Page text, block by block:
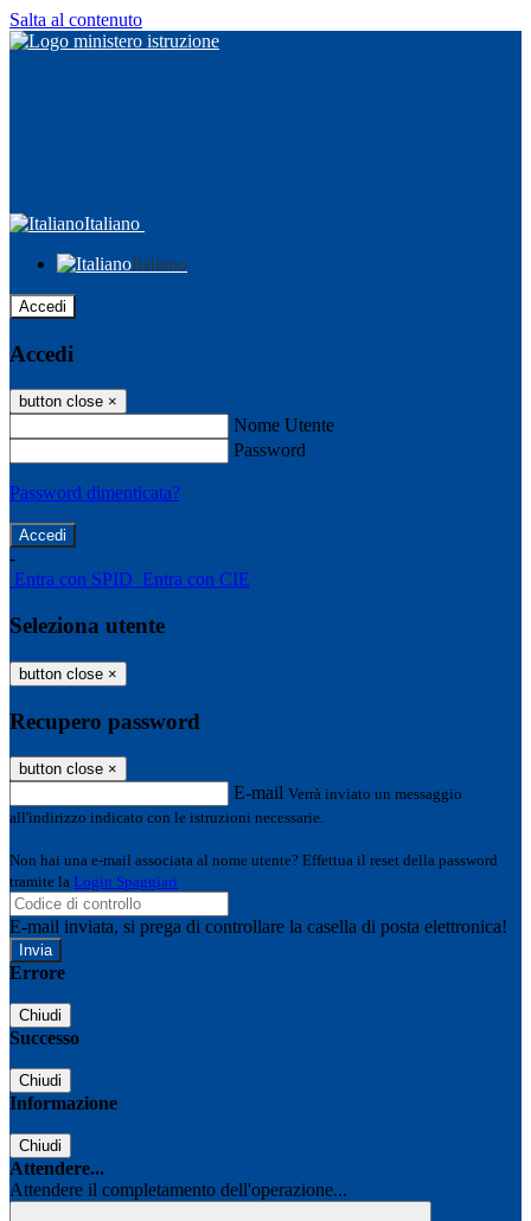
Salta al contenuto
Italiano
Italiano
Accedi
Accedi
button close ×
Nome Utente
Password
Password dimenticata?
-
Entra con SPID Entra con CIE
Seleziona utente
button close ×
Recupero password
button close ×
E-mail Verrà inviato un messaggio
all'indirizzo indicato con le istruzioni necessarie.
Non hai una e-mail associata al nome utente? Effettua il reset della password
tramite la Login Spaggiari
E-mail inviata, si prega di controllare la casella di posta elettronica!
Errore
Chiudi
Successo
Chiudi
Informazione
Chiudi
Attendere...
Attendere il completamento dell'operazione...